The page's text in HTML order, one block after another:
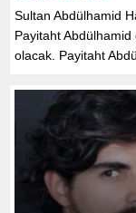
Sultan Abdülhamid
Payitaht Abdülhamid
olacak. Payitaht